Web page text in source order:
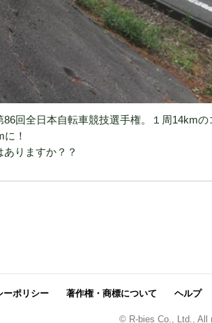
回全日本自転車競技選手権。１周14km
！
りますか？？
ーポリシー 著作権・商標について ヘルプ
© R-bies Co., Ltd., All